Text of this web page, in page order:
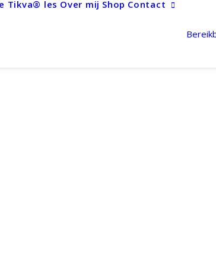
Tikva® les Over mij Shop Contact